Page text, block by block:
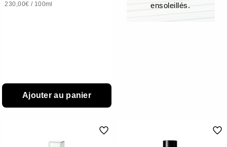
230,00€ / 100ml
Ajouter au panier
ensoleillés.